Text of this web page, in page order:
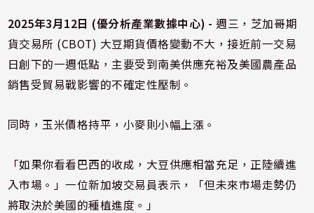
2025年3月12日 (優分析產業數據中心) -週三，芝加哥期
貨交易所 (CBOT) 大豆期貨價格變動不大，接近前一交易
日創下的一週低點，主要受到南美供應充裕及美國農產品
銷售受貿易戰影響的不確定性壓制。
同時，玉米價格持平，小麥則小幅上漲。
「如果你看看巴西的收成，大豆供應相當充足，正陸續進
入市場。」一位新加坡交易員表示，「但未來市場走勢仍
將取決於美國的種植進度。」